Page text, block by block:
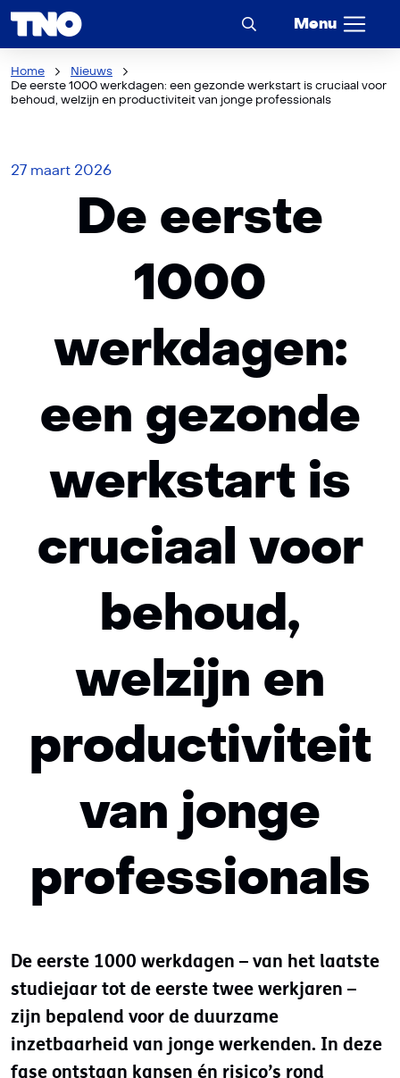
Menu
Home
Nieuws
De eerste 1000 werkdagen: een gezonde werkstart is cruciaal voor
behoud, welzijn en productiviteit van jonge professionals
De eerste
1000
werkdagen:
een gezonde
werkstart is
cruciaal voor
behoud,
welzijn en
productiviteit
van jonge
professionals
27 maart 2026
De eerste 1000 werkdagen – van het laatste
studiejaar tot de eerste twee werkjaren –
zijn bepalend voor de duurzame
inzetbaarheid van jonge werkenden. In deze
fase ontstaan kansen én risico’s rond